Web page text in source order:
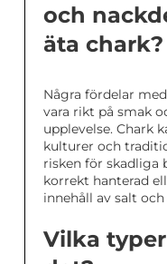
och
äta chark?
Några fördelar
vara rikt på smak
upplevelse. Chark
kulturer och
risken för skadliga
korrekt hanterad
innehåll av salt
Vilka